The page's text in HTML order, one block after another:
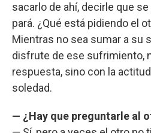
sacarlo de ahí, decirle que se
pará. ¿Qué está pidiendo el
Mientras no sea sumar a su
disfrute de ese sufrimiento,
respuesta, sino con la
soledad.
— ¿Hay que preguntarle al